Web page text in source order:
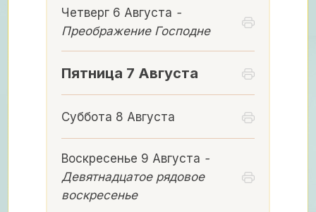
Четверг 6 Августа -
Преображение Господне
Пятница 7 Августа
Суббота 8 Августа
Воскресенье 9 Августа -
Девятнадцатое рядовое
воскресенье